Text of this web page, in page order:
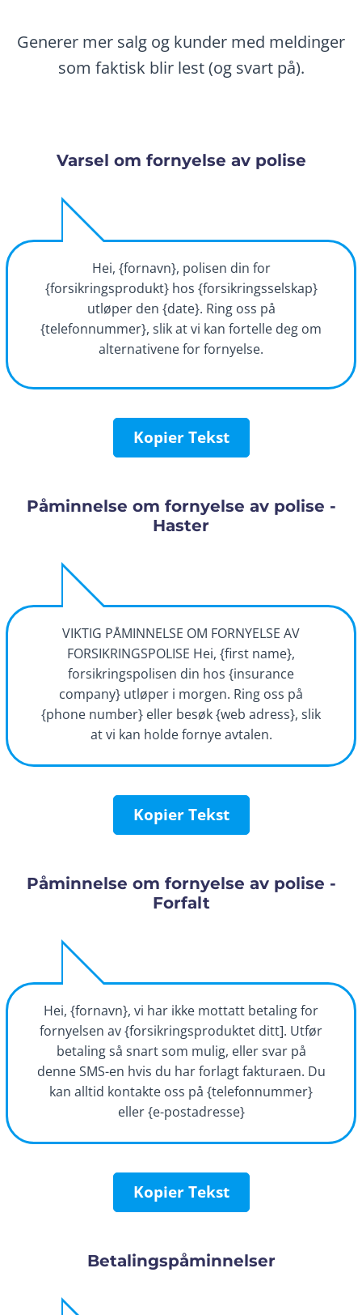
Generer mer salg og kunder med meldinger
som faktisk blir lest (og svart på).
Varsel om fornyelse av polise
Hei, {fornavn}, polisen din for
{forsikringsprodukt} hos {forsikringsselskap}
utløper den {date}. Ring oss på
{telefonnummer}, slik at vi kan fortelle deg om
alternativene for fornyelse.
Kopier Tekst
Påminnelse om fornyelse av polise -
Haster
VIKTIG PÅMINNELSE OM FORNYELSE AV
FORSIKRINGSPOLISE Hei, {first name},
forsikringspolisen din hos {insurance
company} utløper i morgen. Ring oss på
{phone number} eller besøk {web adress}, slik
at vi kan holde fornye avtalen.
Kopier Tekst
Påminnelse om fornyelse av polise -
Forfalt
Hei, {fornavn}, vi har ikke mottatt betaling for
fornyelsen av {forsikringsproduktet ditt]. Utfør
betaling så snart som mulig, eller svar på
denne SMS-en hvis du har forlagt fakturaen. Du
kan alltid kontakte oss på {telefonnummer}
eller {e-postadresse}
Kopier Tekst
Betalingspåminnelser